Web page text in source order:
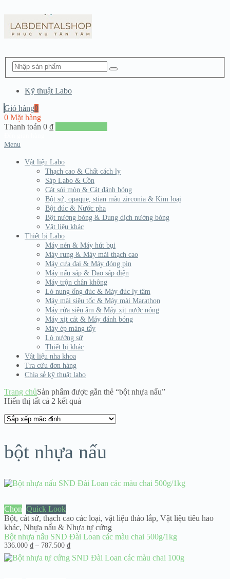
Kỹ thuật Labo
Giỏ hàng0
0 Mặt hàng
Thanh toán 0 ₫
Menu
Vật liệu Labo
Thạch cao & Chất cách ly
Sáp Labo & Cồn
Cát sói mòn & Cát đánh bóng
Bột sứ, opaque, stian màu zirconia & Kim loại
Bột đúc & Nước pha
Bột nướng bóng & Dung dịch nướng bóng
Vật liệu khác
Thiết bị Labo
Máy nén & Máy hút bụi
Máy rung & Máy mài thạch cao
Máy cưa đai & Máy đóng pin
Máy nấu sáp & Dao sáp điện
Máy trộn chân không
Lò nung ống đúc & Máy đúc ly tâm
Máy mài siêu tốc & Máy mài Marathon
Máy rửa siêu âm & Máy xịt nước nóng
Máy xịt cát & Máy đánh bóng
Máy ép máng tẩy
Lò nướng sứ
Thiết bị khác
Vật liệu nha khoa
Tra cứu đơn hàng
Chia sẻ kỹ thuật labo
Trang chủSản phẩm được gắn thẻ “bột nhựa nấu”
Hiển thị tất cả 2 kết quả
bột nhựa nấu
Chọn Quick Look
Bột, cát sứ, thạch cao các loại, vật liệu tháo lắp, Vật liệu tiêu hao
khác, Nhựa nấu & Nhựa tự cứng
Bột nhựa nấu SND Đài Loan các màu chai 500g/1kg
336.000 ₫ – 787.500 ₫Khoảng
giá:
từ